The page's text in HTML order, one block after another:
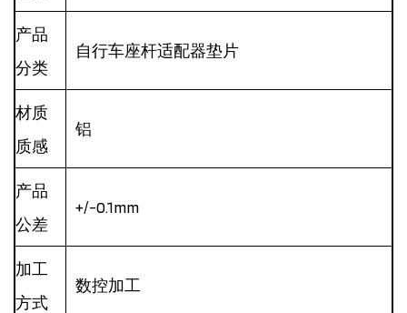
产品
分类
自行车座杆适配器垫片
材质
质感
铝
产品
公差
+/-0.1mm
加工
方式
数控加工